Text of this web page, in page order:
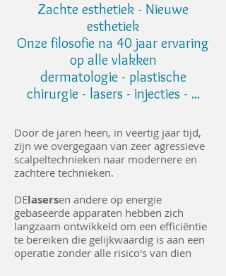
Zachte esthetiek - Nieuwe
esthetiek
Onze filosofie na 40 jaar ervaring
op alle vlakken
dermatologie - plastische
chirurgie - lasers - injecties - ...
Door de jaren heen, in veertig jaar tijd,
zijn we overgegaan van zeer agressieve
scalpeltechnieken naar modernere en
zachtere technieken.
DElasersen andere op energie
gebaseerde apparaten hebben zich
langzaam ontwikkeld om een efficiëntie
te bereiken die gelijkwaardig is aan een
operatie zonder alle risico's van dien